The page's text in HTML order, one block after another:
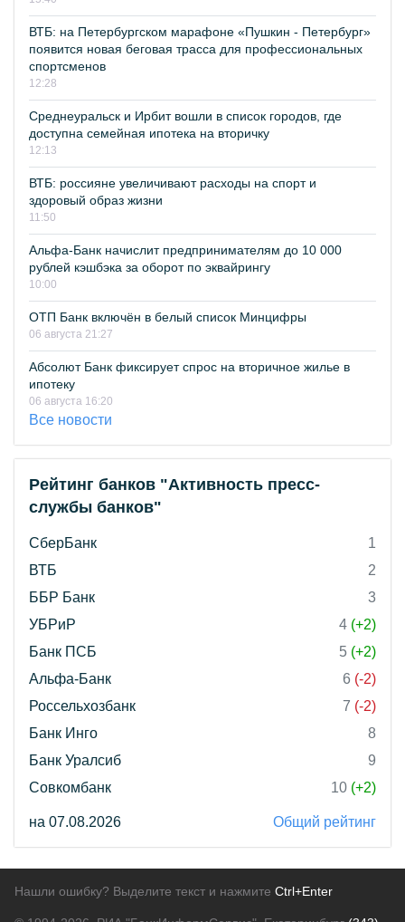
ВТБ: на Петербургском марафоне «Пушкин - Петербург»
появится новая беговая трасса для профессиональных
спортсменов
12:28
Среднеуральск и Ирбит вошли в список городов, где
доступна семейная ипотека на вторичку
12:13
ВТБ: россияне увеличивают расходы на спорт и
здоровый образ жизни
11:50
Альфа-Банк начислит предпринимателям до 10 000
рублей кэшбэка за оборот по эквайрингу
10:00
ОТП Банк включён в белый список Минцифры
06 августа 21:27
Абсолют Банк фиксирует спрос на вторичное жилье в
ипотеку
06 августа 16:20
Все новости
Рейтинг банков "Активность пресс-
службы банков"
СберБанк
1
ВТБ
2
ББР Банк
3
УБРиР
4 (+2)
Банк ПСБ
5 (+2)
Альфа-Банк
6 (-2)
Россельхозбанк
7 (-2)
Банк Инго
8
Банк Уралсиб
9
Совкомбанк
10 (+2)
на 07.08.2026 Общий рейтинг
Нашли ошибку? Выделите текст и нажмите Ctrl+Enter